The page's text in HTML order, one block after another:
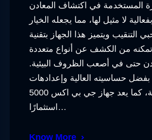
المستخدمة في اكتشاف المعادن
لا مثيل لها، مما يجعله الخيار
التنقيب ويتميز هذا الجهاز بتقنية
من الكشف عن أنواع متعددة
حتى في أصعب الظروف البيئية.
بفضل حساسيته العالية وإعدادهات
التكنولوجية، كما يعد جهاز جي بي اكس 5000
استثمارًا…
Know More